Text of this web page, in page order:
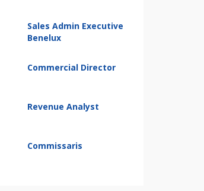
Sales Admin Executive
Benelux
Commercial Director
Revenue Analyst
Commissaris